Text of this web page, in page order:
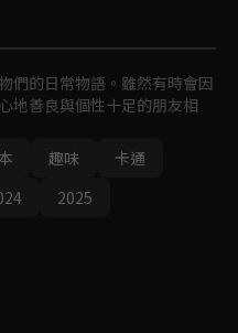
們的日常物語。雖然有時會因
地善良與個性十足的朋友相
趣味
卡通
2025